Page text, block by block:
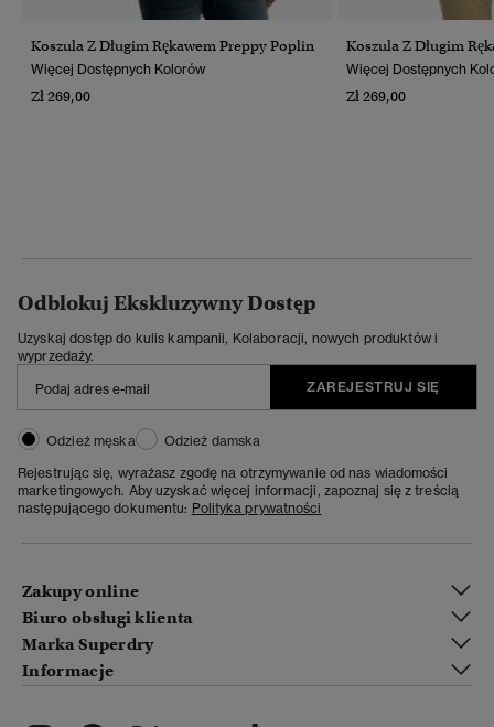
Koszula Z Długim Rękawem Preppy Poplin
Więcej Dostępnych Kolorów
Zł 269,00
Koszula Z Długim
Więcej Dostępnych
Zł 269,00
Odblokuj Ekskluzywny Dostęp
Uzyskaj dostęp do kulis kampanii, Kolaboracji, nowych produktów i
wyprzedaży.
ZAREJESTRUJ SIĘ
Odzież męska
Odzież damska
Rejestrując się, wyrażasz zgodę na otrzymywanie od nas wiadomości
marketingowych. Aby uzyskać więcej informacji, zapoznaj się z treścią
następującego dokumentu: Polityka prywatności
Zakupy online
Biuro obsługi klienta
Marka Superdry
Informacje